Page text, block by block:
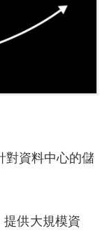
對資料中心的儲
提供大規模資